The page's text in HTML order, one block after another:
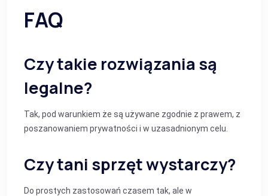
FAQ
Czy takie rozwiązania są
legalne?
Tak, pod warunkiem że są używane zgodnie z prawem, z
poszanowaniem prywatności i w uzasadnionym celu.
Czy tani sprzęt wystarczy?
Do prostych zastosowań czasem tak, ale w